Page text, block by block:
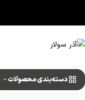
دسته‌بندی محصولات